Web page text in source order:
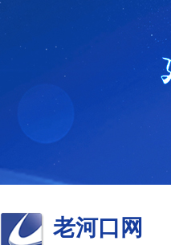
老河口网